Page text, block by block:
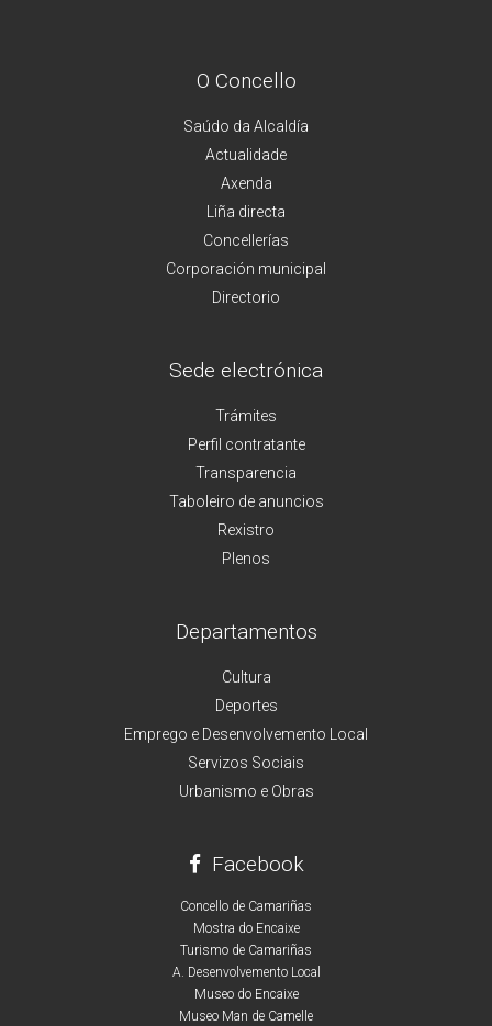
O Concello
Saúdo da Alcaldía
Actualidade
Axenda
Liña directa
Concellerías
Corporación municipal
Directorio
Sede electrónica
Trámites
Perfil contratante
Transparencia
Taboleiro de anuncios
Rexistro
Plenos
Departamentos
Cultura
Deportes
Emprego e Desenvolvemento Local
Servizos Sociais
Urbanismo e Obras
Facebook
Concello de Camariñas
Mostra do Encaixe
Turismo de Camariñas
A. Desenvolvemento Local
Museo do Encaixe
Museo Man de Camelle